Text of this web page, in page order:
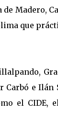
Madero,
que
Carbó e
el CIDE,